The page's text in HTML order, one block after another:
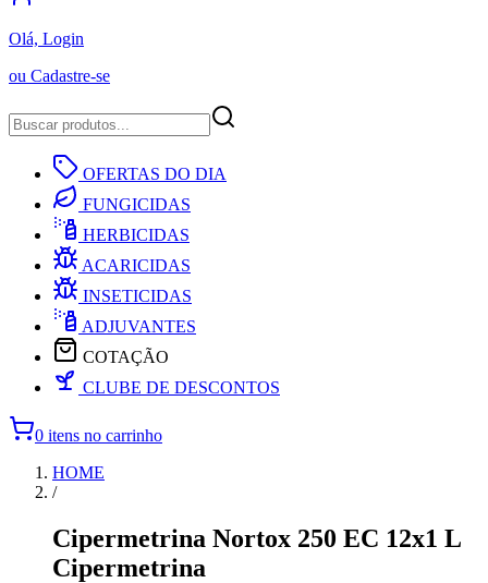
Olá, Login
ou Cadastre-se
OFERTAS DO DIA
FUNGICIDAS
HERBICIDAS
ACARICIDAS
INSETICIDAS
ADJUVANTES
COTAÇÃO
CLUBE DE DESCONTOS
0 itens no carrinho
HOME
/
Cipermetrina Nortox 250 EC 12x1 L
Cipermetrina